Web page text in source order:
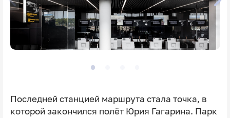
Последней станцией маршрута стала точка, в
которой закончился полёт Юрия Гагарина. Парк